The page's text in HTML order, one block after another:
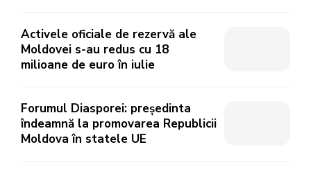
Activele oficiale de rezervă ale
Moldovei s-au redus cu 18
milioane de euro în iulie
Forumul Diasporei: președinta
îndeamnă la promovarea Republicii
Moldova în statele UE